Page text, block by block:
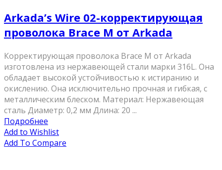
Arkada’s Wire 02-корректирующая
проволока Brace M от Arkada
Корректирующая проволока Brace M от Arkada
изготовлена из нержавеющей стали марки 316L. Она
обладает высокой устойчивостью к истиранию и
окислению. Она исключительно прочная и гибкая, с
металлическим блеском. Материал: Нержавеющая
сталь Диаметр: 0,2 мм Длина: 20 ...
Подробнее
Add to Wishlist
Add To Compare